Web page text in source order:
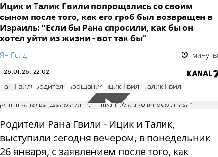
Ицик и Талик Гвили попрощались со своим
сыном после того, как его гроб был возвращен в
Израиль: “Если бы Рана спросили, как бы он
хотел уйти из жизни - вот так бы"
Ян Голд 1 минуты
26.01.26, 22:02
Ран Гвили родители прощание Ицик Гвили Талик Гвили
הצהרת משפחתו של גואילי: "הגאווה יותר חזקה מהעצב, עם ישראל חי וחזק"
Родители Рана Гвили - Ицик и Талик,
выступили сегодня вечером, в понедельник
26 января, с заявлением после того, как